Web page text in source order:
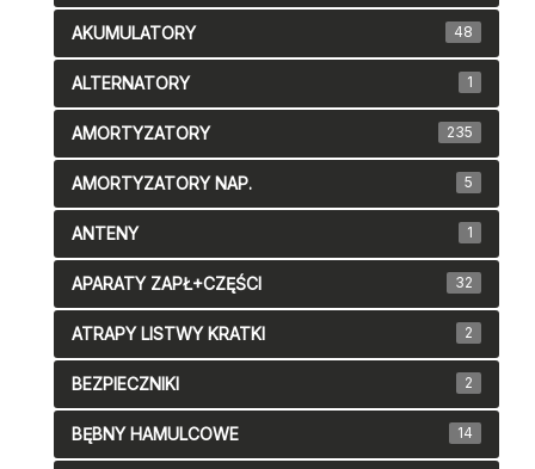
AKUMULATORY 48
ALTERNATORY 1
AMORTYZATORY 235
AMORTYZATORY NAP. 5
ANTENY 1
APARATY ZAPŁ+CZĘŚCI 32
ATRAPY LISTWY KRATKI 2
BEZPIECZNIKI 2
BĘBNY HAMULCOWE 14